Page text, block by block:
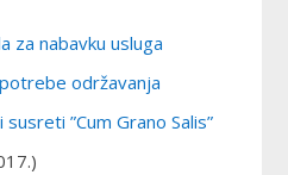
za nabavku usluga
održavanja
”Cum Grano Salis”